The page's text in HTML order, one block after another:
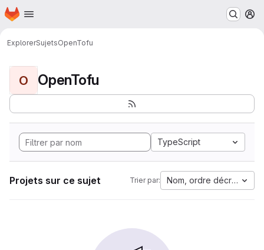
Passer au contenu principal
Page d'accueil
ExplorerSujetsOpenTofu
O OpenTofu
TypeScript
Projets sur ce sujet Trier par: Nom, ordre décroissant